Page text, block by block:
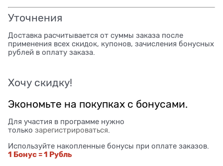
Уточнения
Доставка расчитывается от суммы заказа после
применения всех скидок, купонов, зачисления бонусных
рублей в оплату заказа.
Хочу скидку!
Экономьте на покупках с бонусами.
Для участия в программе нужно
только зарегистрироваться
Используйте накопленные бонусы при оплате заказов.
1 Бонус = 1 Рубль